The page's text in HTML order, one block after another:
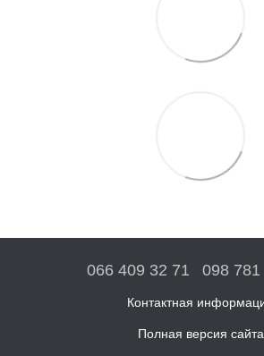
066 409 32 71 098
Контактная
Полная версия сайта